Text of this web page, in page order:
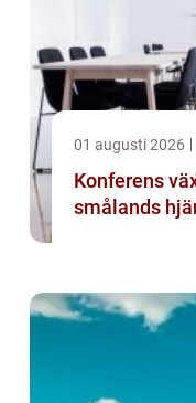
01 augusti 2026
Konferens växjö därför väljer
smålands